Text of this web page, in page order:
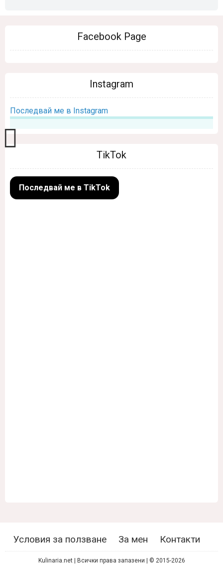
Facebook Page
Instagram
Последвай ме в Instagram
TikTok
Последвай ме в TikTok
Условия за ползване За мен Контакти
Kulinaria.net | Всички права запазени | © 2015-2026